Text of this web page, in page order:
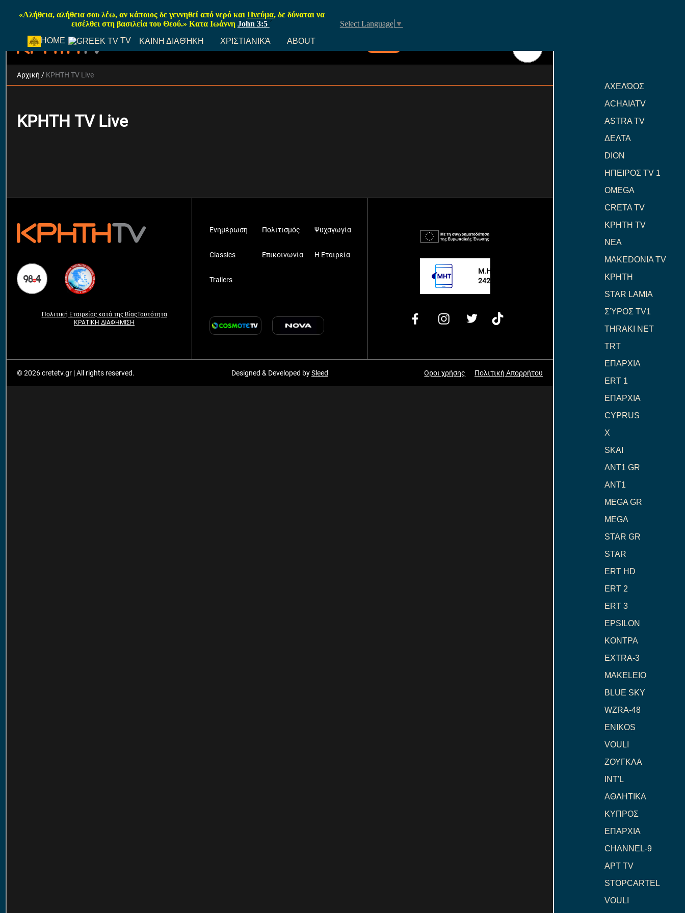
«Αλήθεια, αλήθεια σου λέω, αν κάποιος δε γεννηθεί από νερό και Πνεύμα, δε δύναται να
εισέλθει στη βασιλεία του Θεού.» Κατα Ιωάννη John 3:5 ΄ Select Language ▼
HOME
TV ΚΑΙΝΗ ΔΙΑΘΉΚΗ ΧΡΙΣΤΙΑΝΙΚΆ ABOUT
ΚΡΗΤΗ TV GREEK LIVE TV STREAMING
ΑΧΕΛΏΟΣ
ACHAIATV
ASTRA TV
ΔΕΛΤΑ
DION
ΗΠΕΙΡΟΣ TV 1
OMEGA
CRETA TV
ΚΡΗΤΗ TV
NEA
MAKEDONIA TV
ΚΡΗΤΗ
STAR LAMIA
ΣΎΡΟΣ TV1
THRAKI NET
TRT
ΕΠΑΡΧΙΑ
ERT 1
ΕΠΑΡΧΙΑ
CYPRUS
X
SKAI
ANT1 GR
ANT1
MEGA GR
MEGA
STAR GR
STAR
ERT HD
ERT 2
ERT 3
EPSILON
ΚΟΝΤΡΑ
EXTRA-3
MAKELEIO
BLUE SKY
WZRA-48
ENIKOS
VOULI
ΖΟΥΓΚΛΑ
INT'L
ΑΘΛΗΤΙΚΑ
ΚΥΠΡΟΣ
ΕΠΑΡΧΙΑ
CHANNEL-9
ΑΡΤ TV
STOPCARTEL
VOULI